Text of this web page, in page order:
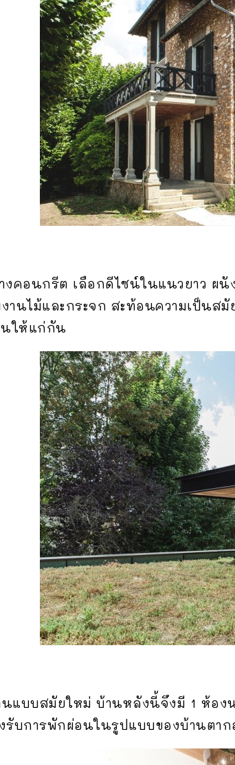
งคอนกรีต เลือกดีไซน์ในแนวยาว ผ
านไม้และกระจก สะท้อนความเป็นสมั
นให้แก่กัน
แบบสมัยใหม่ บ้านหลังนี้จึงมี 1 ห้อง
รับการพักผ่อนในรูปแบบของบ้านตาก